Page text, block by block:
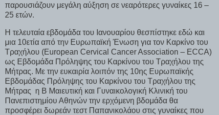
παρουσιάζουν μεγάλη αύξηση σε νεαρότερες γυναίκες 16 –
25 ετών.
Η τελευταία εβδομάδα του Ιανουαρίου θεσπίστηκε εδώ και
μια 10ετία από την Ευρωπαϊκή Ένωση για τον Καρκίνο του
Τραχήλου (European Cervical Cancer Association – ECCA)
ως Εβδομάδα Πρόληψης του Καρκίνου του Τραχήλου της
Μήτρας. Με την ευκαιρία λοιπόν της 10ης Ευρωπαϊκής
Εβδομάδας Πρόληψης του Καρκίνου του Τραχήλου της
Μήτρας η Β Μαιευτική και Γυναικολογική Κλινική του
Πανεπιστημίου Αθηνών την ερχόμενη βδομάδα θα
προσφέρει δωρεάν τεστ Παπανικολάου στις γυναίκες που